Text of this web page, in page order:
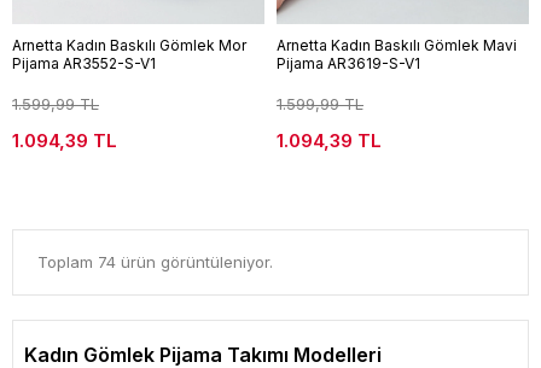
Arnetta Kadın Baskılı Gömlek Mor
Pijama AR3552-S-V1
1.599,99 TL
1.094,39 TL
Arnetta Kadın Baskılı Gömlek Mavi
Pijama AR3619-S-V1
1.599,99 TL
1.094,39 TL
Toplam 74 ürün görüntüleniyor.
Kadın Gömlek Pijama Takımı Modelleri